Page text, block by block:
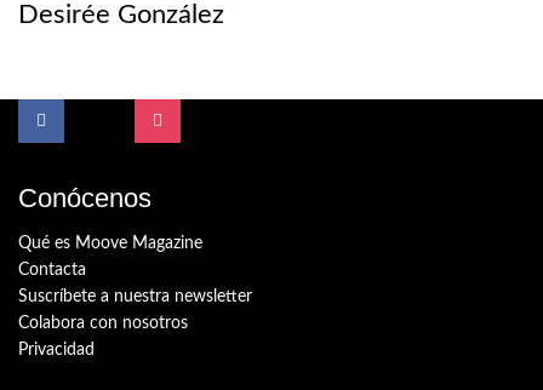
Desirée González
Conócenos
Qué es Moove Magazine
Contacta
Suscríbete a nuestra newsletter
Colabora con nosotros
Privacidad